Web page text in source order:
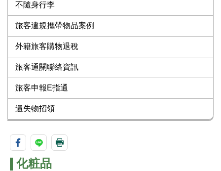
不隨身行李
旅客違規攜帶物品案例
外籍旅客購物退稅
旅客通關聯絡資訊
旅客申報E指通
遺失物招領
化粧品